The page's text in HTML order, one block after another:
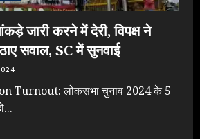
जारी करने में देरी, विपक्ष ने
सवाल, SC में सुनवाई
Turnout: लोकसभा चुनाव 2024 के 5